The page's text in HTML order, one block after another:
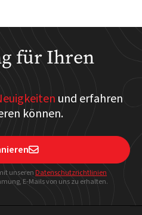
für Ihren
und erfahren
können.

unseren Datenschutzrichtlinien
E-Mails von uns zu erhalten.